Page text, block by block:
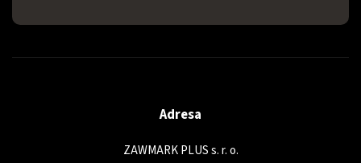
Adresa
ZAWMARK PLUS s. r. o.